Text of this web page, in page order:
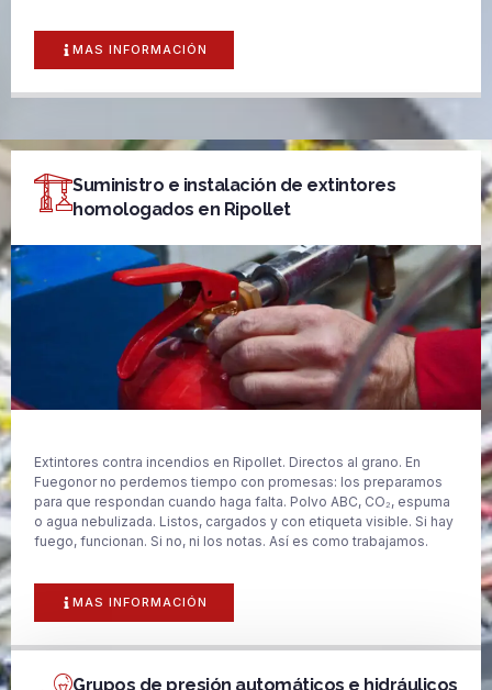
MAS INFORMACIÓN
Suministro e instalación de extintores
homologados en Ripollet
Extintores contra incendios en Ripollet. Directos al grano. En
Fuegonor no perdemos tiempo con promesas: los preparamos
para que respondan cuando haga falta. Polvo ABC, CO₂, espuma
o agua nebulizada. Listos, cargados y con etiqueta visible. Si hay
fuego, funcionan. Si no, ni los notas. Así es como trabajamos.
MAS INFORMACIÓN
Grupos de presión automáticos e hidráulicos